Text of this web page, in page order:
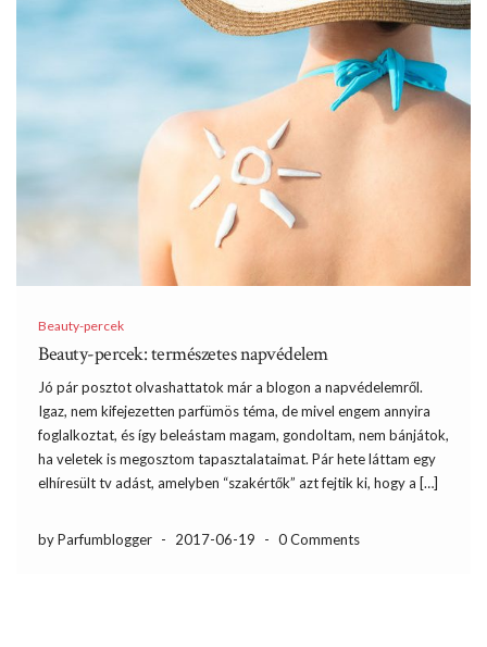
Beauty-percek
Beauty-percek: természetes napvédelem
Jó pár posztot olvashattatok már a blogon a napvédelemről.
Igaz, nem kifejezetten parfümös téma, de mivel engem annyira
foglalkoztat, és így beleástam magam, gondoltam, nem bánjátok,
ha veletek is megosztom tapasztalataimat. Pár hete láttam egy
elhíresült tv adást, amelyben “szakértők” azt fejtik ki, hogy a […]
by Parfumblogger - 2017-06-19 - 0 Comments